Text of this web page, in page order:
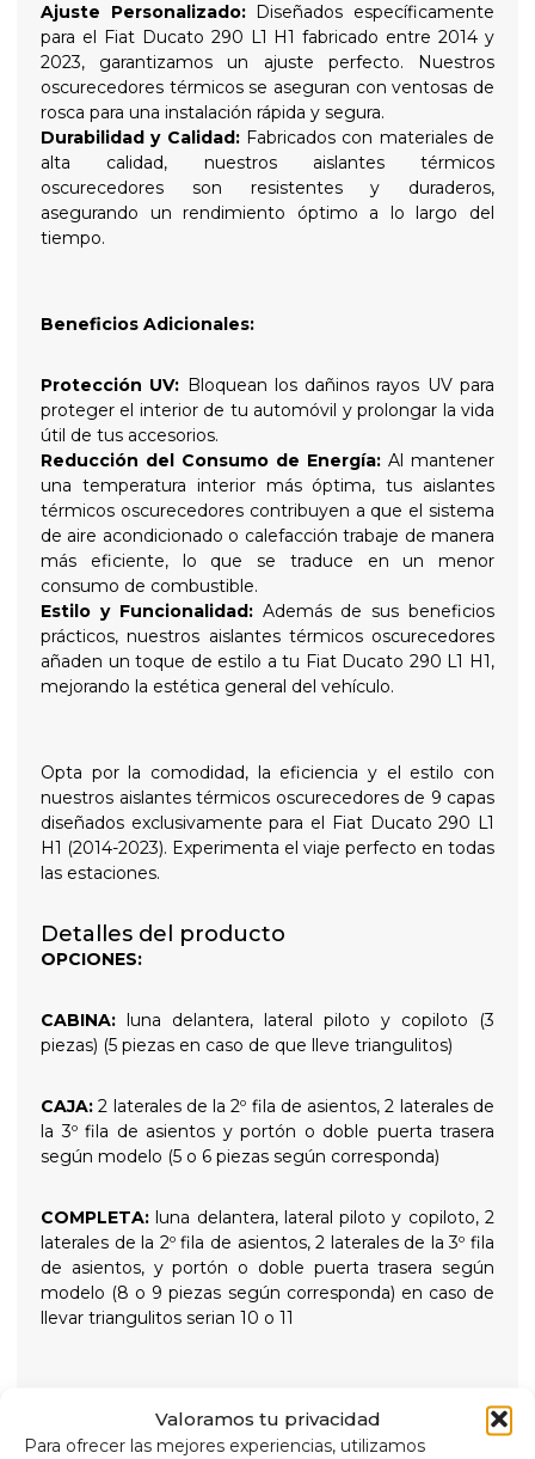
Valoramos tu privacidad
Para ofrecer las mejores experiencias, utilizamos
Ajuste Personalizado:Diseñados específicamente
para el Fiat Ducato 290 L1 H1 fabricado entre 2014 y
2023, garantizamos un ajuste perfecto. Nuestros
oscurecedores térmicos se aseguran con ventosas de
rosca para una instalación rápida y segura.
Durabilidad y Calidad:Fabricados con materiales de
alta calidad, nuestros aislantes térmicos
oscurecedores son resistentes y duraderos,
asegurando un rendimiento óptimo a lo largo del
tiempo.
Beneficios Adicionales:
Protección UV: Bloquean los dañinos rayos UV para
proteger el interior de tu automóvil y prolongar la vida
útil de tus accesorios.
Reducción del Consumo de Energía: Al mantener
una temperatura interior más óptima, tus aislantes
térmicos oscurecedores contribuyen a que el sistema
de aire acondicionado o calefacción trabaje de manera
más eficiente, lo que se traduce en un menor
consumo de combustible.
Estilo y Funcionalidad:Además de sus beneficios
prácticos, nuestros aislantes térmicos oscurecedores
añaden un toque de estilo a tu Fiat Ducato 290 L1 H1,
mejorando la estética general del vehículo.
Opta por la comodidad, la eficiencia y el estilo con
nuestros aislantes térmicos oscurecedores de 9 capas
diseñados exclusivamente para el Fiat Ducato 290 L1
H1 (2014-2023). Experimenta el viaje perfecto en todas
las estaciones.
Detalles del producto
OPCIONES:
CABINA:
luna delantera, lateral piloto y copiloto (3
piezas) (5 piezas en caso de que lleve triangulitos)
CAJA: 2 laterales de la 2º fila de asientos, 2 laterales de
la 3º fila de asientos y portón o doble puerta trasera
según modelo (5 o 6 piezas según corresponda)
COMPLETA: luna delantera, lateral piloto y copiloto, 2
laterales de la 2º fila de asientos, 2 laterales de la 3º fila
de asientos, y portón o doble puerta trasera según
modelo (8 o 9 piezas según corresponda) en caso de
llevar triangulitos serian 10 o 11
AISLANTES TÉRMICOS 9 CAPAS